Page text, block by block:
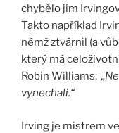
chybělo jim
Takto například
němž ztvárnil (a
který má
Robin Williams:
vynechali.“
Irving je mistrem